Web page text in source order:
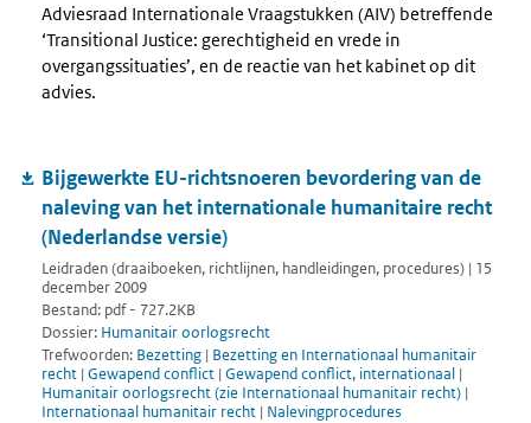
Adviesraad Internationale Vraagstukken (AIV) betreffende
‘Transitional Justice: gerechtigheid en vrede in
overgangssituaties’, en de reactie van het kabinet op dit
advies.
Bijgewerkte EU-richtsnoeren bevordering van de
naleving van het internationale humanitaire recht
(Nederlandse versie)
Leidraden (draaiboeken, richtlijnen, handleidingen, procedures) | 15
december 2009
Bestand: pdf - 727.2KB
Dossier: Humanitair oorlogsrecht
Trefwoorden: Bezetting | Bezetting en Internationaal humanitair
recht | Gewapend conflict | Gewapend conflict, internationaal |
Humanitair oorlogsrecht (zie Internationaal humanitair recht) |
Internationaal humanitair recht | Nalevingprocedures